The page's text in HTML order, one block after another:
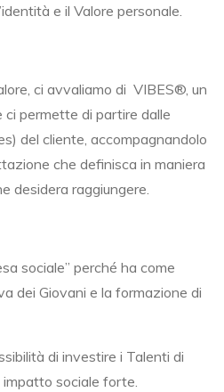
e il Valore personale.
ci avvaliamo di VIBES®, un
ci permette di partire dalle
del cliente, accompagnandolo
che definisca in maniera
desidera raggiungere.
sociale” perché ha come
dei Giovani e la formazione di
di investire i Talenti di
sociale forte.